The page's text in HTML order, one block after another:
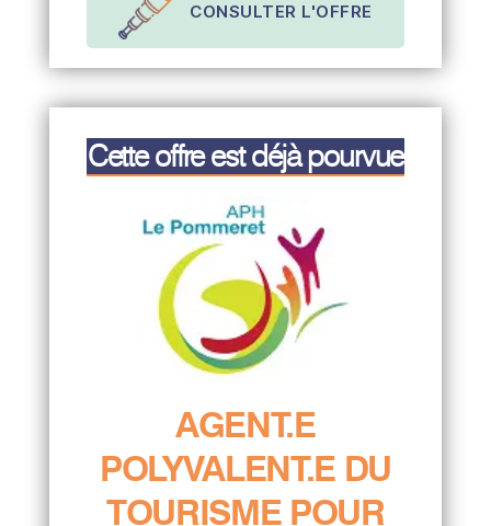
CONSULTER L'OFFRE
Cette offre est déjà pourvue
AGENT.E
POLYVALENT.E DU
TOURISME POUR